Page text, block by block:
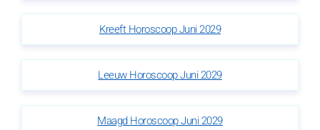
Kreeft Horoscoop Juni 2029
Leeuw Horoscoop Juni 2029
Maagd Horoscoop Juni 2029